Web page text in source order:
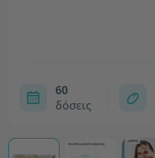
60
δόσεις